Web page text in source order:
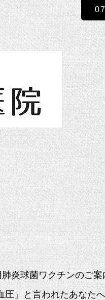
肺炎球菌ワクチンのご案
圧」と言われたあなたへ